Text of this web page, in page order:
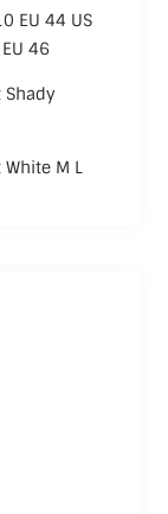
EU 44 US
46
Shady
White M L